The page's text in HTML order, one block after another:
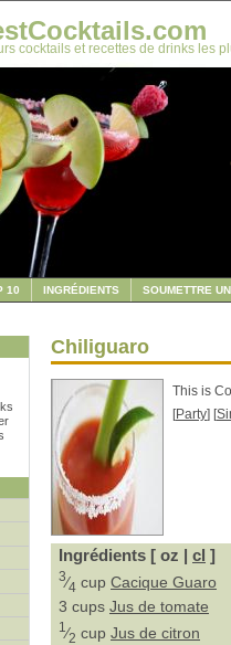
cocktails et recettes de drinks les
10 INGRÉDIENTS SOUMETTRE
Chiliguaro
This is
[Party] [
Ingrédients [ oz | cl ]
3⁄4 cup Cacique Guaro
3 cups Jus de tomate
1 ⁄2 cup Jus de citron